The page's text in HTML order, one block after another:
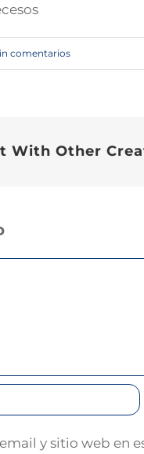
comentarios
With Other
y sitio web en